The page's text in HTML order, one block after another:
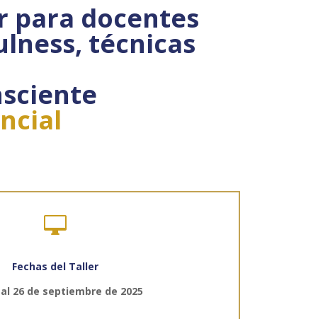
para docentes
técnicas

Fechas del Taller
al 26 de septiembre de 2025